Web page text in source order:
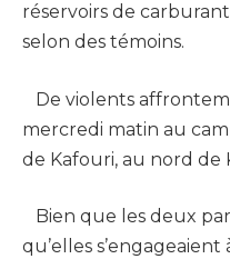
réservoirs de
selon des témoins.
De violents
mercredi matin au
de Kafouri, au nord de
Bien que les deux
qu’elles